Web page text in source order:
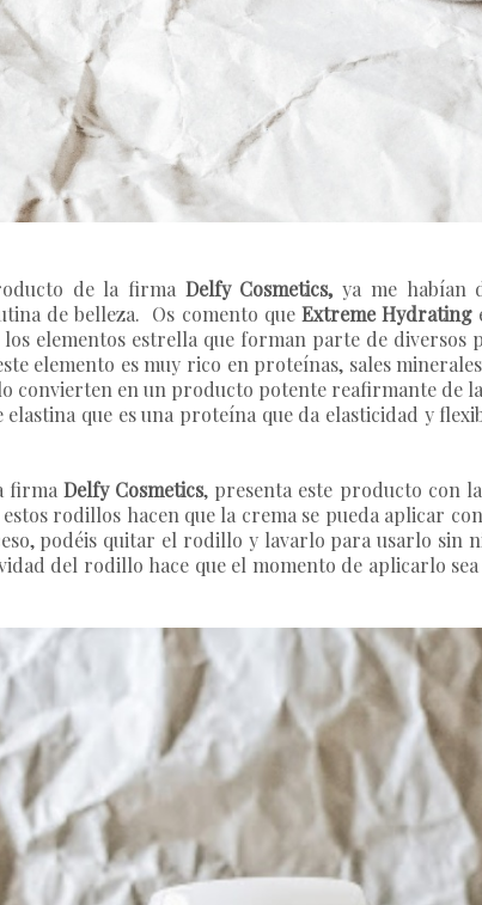
de la firma Delfy Cosmetics, ya me habían
de belleza. Os comento queExtreme Hydrating
elementos estrella que forman parte de diversos
elemento es muy rico en proteínas, sales
lo convierten en un producto potente reafirmante de
que es una proteína que da elasticidad y
firma Delfy Cosmetics, presenta este producto con
rodillos hacen que la crema se pueda aplicar
podéis quitar el rodillo y lavarlo para usarlo sin
del rodillo hace que el momento de aplicarlo